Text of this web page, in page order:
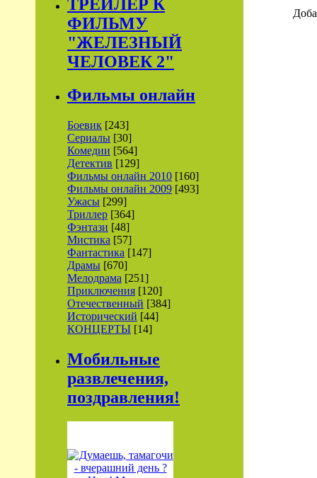
ТРЕЙЛЕР К
ФИЛЬМУ
"ЖЕЛЕЗНЫЙ
ЧЕЛОВЕК 2"
Фильмы онлайн
Боевик [243]
Сериалы [30]
Комедии [564]
Детектив [129]
Фильмы онлайн 2010 [160]
Фильмы онлайн 2009 [493]
Ужасы [299]
Триллер [364]
Фэнтази [48]
Мистика [57]
Фантастика [147]
Драмы [670]
Мелодрама [251]
Приключения [120]
Отечественный [384]
Исторический [44]
КОНЦЕРТЫ [14]
Мобильные
развлечения,
поздравления!